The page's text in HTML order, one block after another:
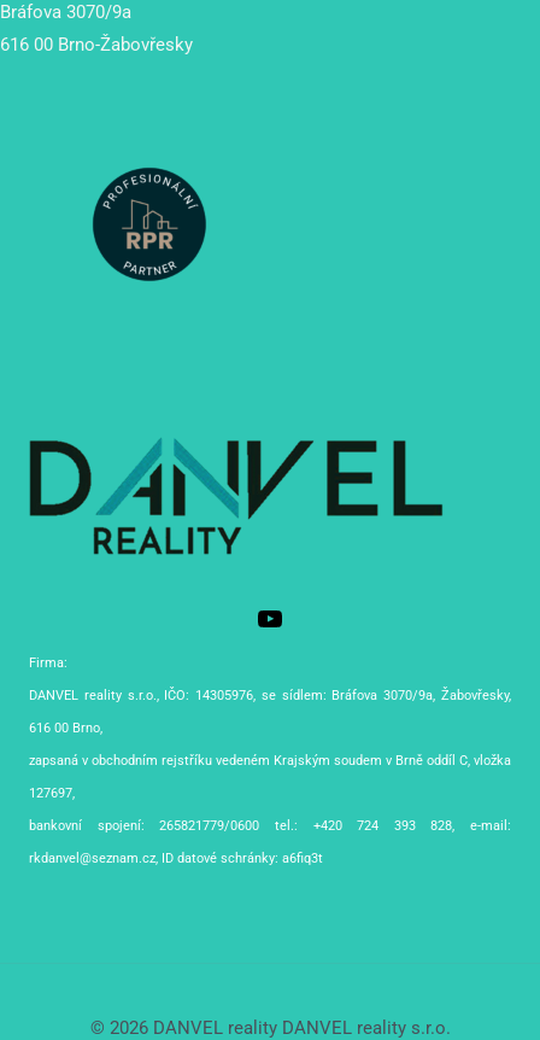
Bráfova 3070/9a
616 00 Brno-Žabovřesky
Firma:
DANVEL reality s.r.o., IČO: 14305976, se sídlem: Bráfova 3070/9a, Žabovřesky,
616 00 Brno,
zapsaná v obchodním rejstříku vedeném Krajským soudem v Brně oddíl C, vložka
127697,
bankovní spojení: 265821779/0600 tel.: +420 724 393 828, e-mail:
rkdanvel@seznam.cz, ID datové schránky: a6fiq3t
© 2026 DANVEL reality DANVEL reality s.r.o.